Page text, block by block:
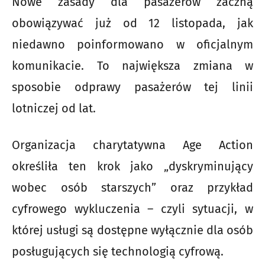
obowiązywać już od 12 listopada, jak
niedawno poinformowano w oficjalnym
komunikacie. To największa zmiana w
sposobie odprawy pasażerów tej linii
lotniczej od lat.
Organizacja charytatywna Age Action
określiła ten krok jako „dyskryminujący
wobec osób starszych” oraz przykład
cyfrowego wykluczenia – czyli sytuacji, w
której usługi są dostępne wyłącznie dla osób
posługujących się technologią cyfrową.